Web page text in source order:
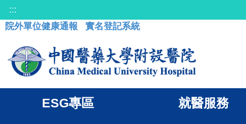
:::
院外單位健康通報
實名登記系統
ESG專區 就醫服務